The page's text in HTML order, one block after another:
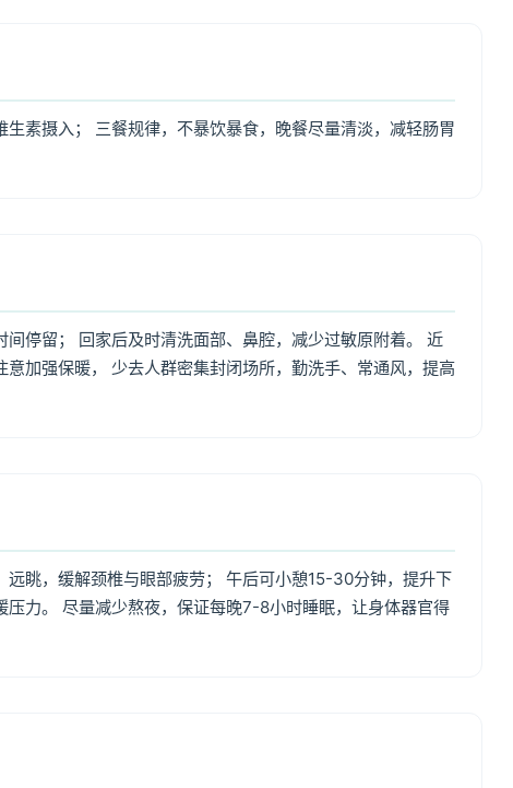
素摄入； 三餐规律，不暴饮暴食，晚餐尽量清淡，减轻肠胃
停留； 回家后及时清洗面部、鼻腔，减少过敏原附着。 近
加强保暖， 少去人群密集封闭场所，勤洗手、常通风，提高
眺，缓解颈椎与眼部疲劳； 午后可小憩15-30分钟，提升下
力。 尽量减少熬夜，保证每晚7-8小时睡眠，让身体器官得